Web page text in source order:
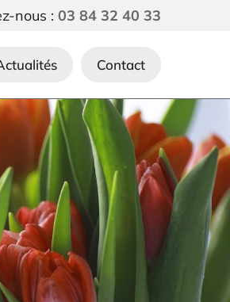
nous : 03 84 32 40 33
Contact